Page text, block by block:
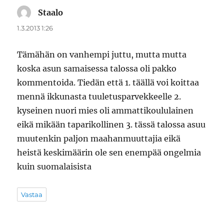
Staalo
1.3.2013 1:26
Tämähän on vanhempi juttu, mutta mutta
koska asun samaisessa talossa oli pakko
kommentoida. Tiedän että 1. täällä voi koittaa
mennä ikkunasta tuuletusparvekkeelle 2.
kyseinen nuori mies oli ammattikoululainen
eikä mikään taparikollinen 3. tässä talossa asuu
muutenkin paljon maahanmuuttajia eikä
heistä keskimäärin ole sen enempää ongelmia
kuin suomalaisista
Vastaa